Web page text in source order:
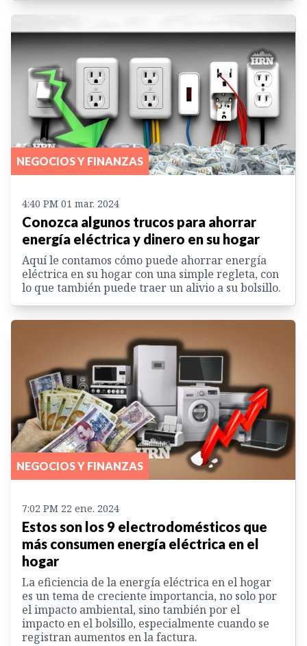
NEGOCIOS Y FINANZAS
4:40 PM 01 mar. 2024
Conozca algunos trucos para ahorrar
energía eléctrica y dinero en su hogar
Aquí le contamos cómo puede ahorrar energía
eléctrica en su hogar con una simple regleta, con
lo que también puede traer un alivio a su bolsillo.
NEGOCIOS Y FINANZAS
7:02 PM 22 ene. 2024
Estos son los 9 electrodomésticos que
más consumen energía eléctrica en el
hogar
La eficiencia de la energía eléctrica en el hogar
es un tema de creciente importancia, no solo por
el impacto ambiental, sino también por el
impacto en el bolsillo, especialmente cuando se
registran aumentos en la factura.